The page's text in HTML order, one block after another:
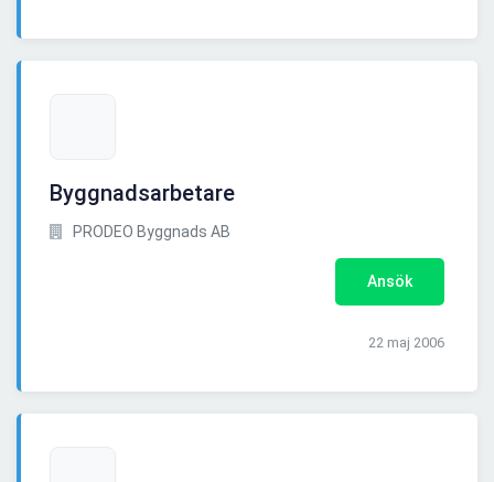
Byggnadsarbetare
PRODEO Byggnads AB
Ansök
22 maj 2006